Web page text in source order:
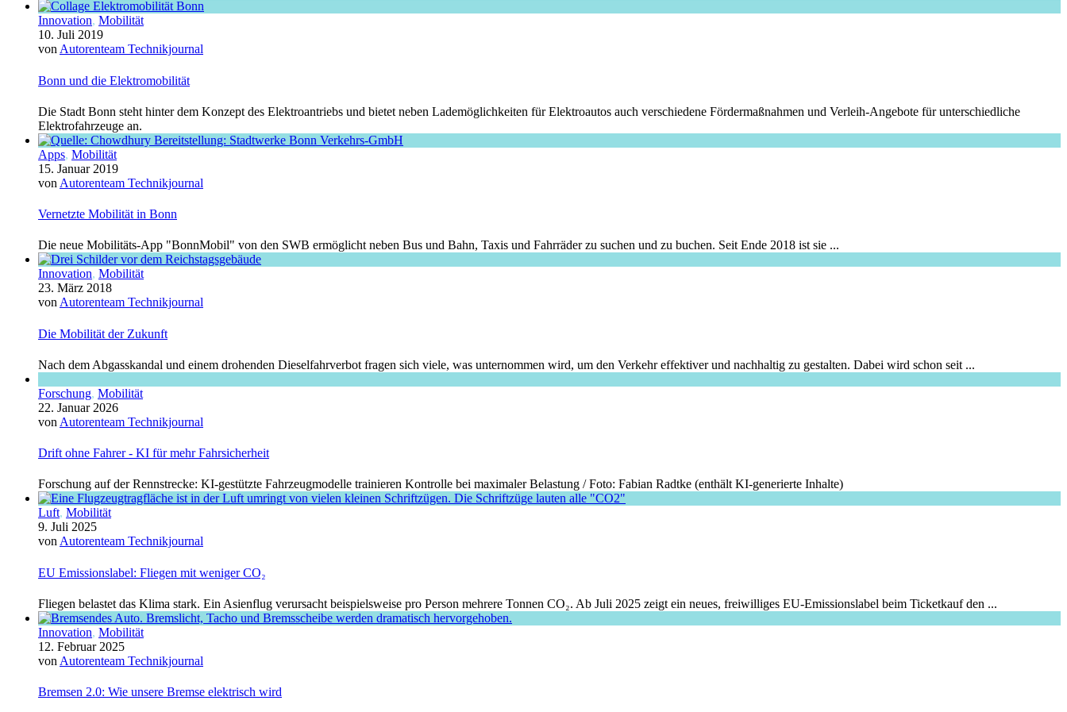
Innovation, Mobilität
10. Juli 2019
von Autorenteam Technikjournal
Bonn und die Elektromobilität
Die Stadt Bonn steht hinter dem Konzept des Elektroantriebs und bietet neben Lademöglichkeiten für Elektroautos auch verschiedene Fördermaßnahmen und Verleih-Angebote für unterschiedliche
Elektrofahrzeuge an.
Apps, Mobilität
15. Januar 2019
von Autorenteam Technikjournal
Vernetzte Mobilität in Bonn
Die neue Mobilitäts-App "BonnMobil" von den SWB ermöglicht neben Bus und Bahn, Taxis und Fahrräder zu suchen und zu buchen. Seit Ende 2018 ist sie ...
Innovation, Mobilität
23. März 2018
vonAutorenteam Technikjournal
Die Mobilität der Zukunft
Nach dem Abgasskandal und einem drohenden Dieselfahrverbot fragen sich viele, was unternommen wird, um den Verkehr effektiver und nachhaltig zu gestalten. Dabei wird schon seit ...
Forschung, Mobilität
22. Januar 2026
von Autorenteam Technikjournal
Drift ohne Fahrer - KI für mehr Fahrsicherheit
Forschung auf der Rennstrecke: KI-gestützte Fahrzeugmodelle trainieren Kontrolle bei maximaler Belastung / Foto: Fabian Radtke (enthält KI-generierte Inhalte)
Luft, Mobilität
9. Juli 2025
vonAutorenteam Technikjournal
EU Emissionslabel: Fliegen mit weniger CO₂
Fliegen belastet das Klima stark. Ein Asienflug verursacht beispielsweise pro Person mehrere Tonnen CO₂. Ab Juli 2025 zeigt ein neues, freiwilliges EU-Emissionslabel beim Ticketkauf den ...
Innovation, Mobilität
12. Februar 2025
von Autorenteam Technikjournal
Bremsen 2.0: Wie unsere Bremse elektrisch wird